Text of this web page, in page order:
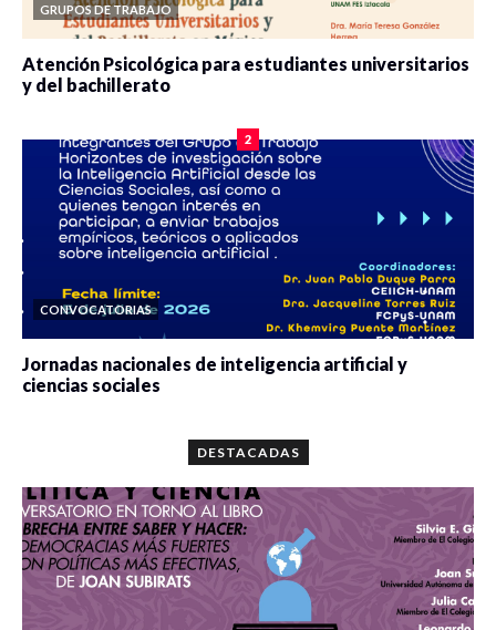
GRUPOS DE TRABAJO
Atención Psicológica para estudiantes universitarios
y del bachillerato
2
CONVOCATORIAS
Jornadas nacionales de inteligencia artificial y
ciencias sociales
DESTACADAS